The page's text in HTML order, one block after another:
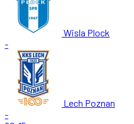
Wisla Plock
-
Lech Poznan
-